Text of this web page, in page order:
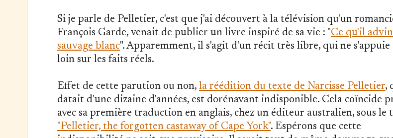
Si je parle de Pelletier, c'est que j'ai découvert à la télévision qu'un
François Garde, venait de publier un livre inspiré de sa vie : "Ce qu'il
sauvage blanc". Apparemment, il s'agit d'un récit très libre, qui ne s'appuie
loin sur les faits réels.
Effet de cette parution ou non, la réédition du texte de Narcisse Pelletier,
datait d'une dizaine d'années, est dorénavant indisponible. Cela coïncide
avec sa première traduction en anglais, chez un éditeur australien, sous le
"Pelletier, the forgotten castaway of Cape York". Espérons que cette